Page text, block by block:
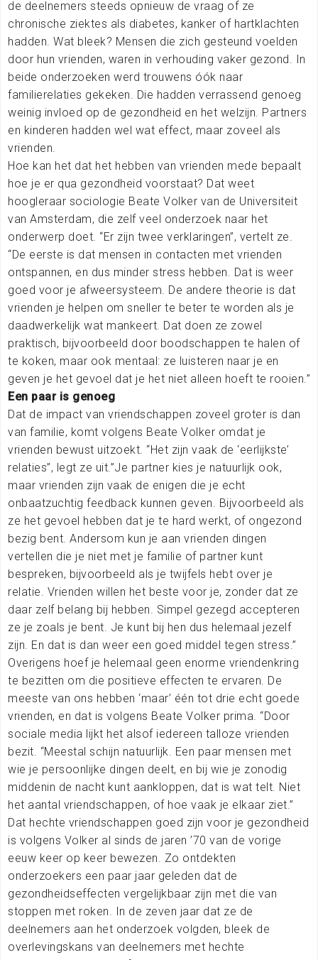
de deelnemers steeds opnieuw de vraag of ze
chronische ziektes als diabetes, kanker of hartklachten
hadden. Wat bleek? Mensen die zich gesteund voelden
door hun vrienden, waren in verhouding vaker gezond. In
beide onderzoeken werd trouwens óók naar
familierelaties gekeken. Die hadden verrassend genoeg
weinig invloed op de gezondheid en het welzijn. Partners
en kinderen hadden wel wat effect, maar zoveel als
vrienden.
Hoe kan het dat het hebben van vrienden mede bepaalt
hoe je er qua gezondheid voorstaat? Dat weet
hoogleraar sociologie Beate Volker van de Universiteit
van Amsterdam, die zelf veel onderzoek naar het
onderwerp doet. “Er zijn twee verklaringen”, vertelt ze.
“De eerste is dat mensen in contacten met vrienden
ontspannen, en dus minder stress hebben. Dat is weer
goed voor je afweersysteem. De andere theorie is dat
vrienden je helpen om sneller te beter te worden als je
daadwerkelijk wat mankeert. Dat doen ze zowel
praktisch, bijvoorbeeld door boodschappen te halen of
te koken, maar ook mentaal: ze luisteren naar je en
geven je het gevoel dat je het niet alleen hoeft te rooien.”
Een paar is genoeg
Dat de impact van vriendschappen zoveel groter is dan
van familie, komt volgens Beate Volker omdat je
vrienden bewust uitzoekt. “Het zijn vaak de ‘eerlijkste’
relaties”, legt ze uit.”Je partner kies je natuurlijk ook,
maar vrienden zijn vaak de enigen die je echt
onbaatzuchtig feedback kunnen geven. Bijvoorbeeld als
ze het gevoel hebben dat je te hard werkt, of ongezond
bezig bent. Andersom kun je aan vrienden dingen
vertellen die je niet met je familie of partner kunt
bespreken, bijvoorbeeld als je twijfels hebt over je
relatie. Vrienden willen het beste voor je, zonder dat ze
daar zelf belang bij hebben. Simpel gezegd accepteren
ze je zoals je bent. Je kunt bij hen dus helemaal jezelf
zijn. En dat is dan weer een goed middel tegen stress.”
Overigens hoef je helemaal geen enorme vriendenkring
te bezitten om die positieve effecten te ervaren. De
meeste van ons hebben ‘maar’ één tot drie echt goede
vrienden, en dat is volgens Beate Volker prima. “Door
sociale media lijkt het alsof iedereen talloze vrienden
bezit. “Meestal schijn natuurlijk. Een paar mensen met
wie je persoonlijke dingen deelt, en bij wie je zonodig
middenin de nacht kunt aankloppen, dat is wat telt. Niet
het aantal vriendschappen, of hoe vaak je elkaar ziet.”
Dat hechte vriendschappen goed zijn voor je gezondheid
is volgens Volker al sinds de jaren ’70 van de vorige
eeuw keer op keer bewezen. Zo ontdekten
onderzoekers een paar jaar geleden dat de
gezondheidseffecten vergelijkbaar zijn met die van
stoppen met roken. In de zeven jaar dat ze de
deelnemers aan het onderzoek volgden, bleek de
overlevingskans van deelnemers met hechte